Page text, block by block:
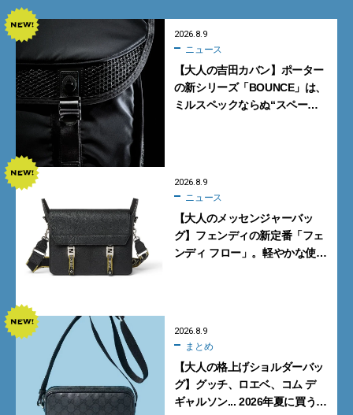
2026.8.9
ニュース
【大人の吉田カバン】ポーター
の新シリーズ「BOUNCE」は、
ミルスペックならぬ“スペース
2026.8.9
ニュース
【大人のメッセンジャーバッ
グ】フェンディの新定番「フェ
ンディ フロー」。軽やかな使い
2026.8.9
まとめ
【大人の格上げショルダーバッ
グ】グッチ、ロエベ、コム デ
ギャルソン... 2026年夏に買うべ